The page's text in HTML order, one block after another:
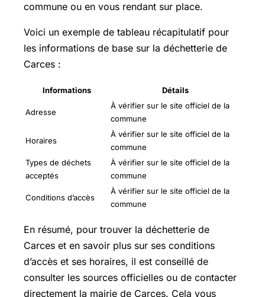
commune ou en vous rendant sur place.
Voici un exemple de tableau récapitulatif pour
les informations de base sur la déchetterie de
Carces :
Informations Détails
Adresse
À vérifier sur le site officiel de la
commune
Horaires
À vérifier sur le site officiel de la
commune
Types de déchets
acceptés
À vérifier sur le site officiel de la
commune
Conditions d’accès
À vérifier sur le site officiel de la
commune
En résumé, pour trouver la déchetterie de
Carces et en savoir plus sur ses conditions
d’accès et ses horaires, il est conseillé de
consulter les sources officielles ou de contacter
directement la mairie de Carces. Cela vous